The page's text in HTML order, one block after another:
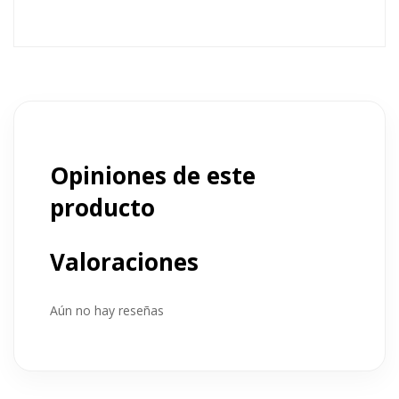
Opiniones de este
producto
Valoraciones
Aún no hay reseñas